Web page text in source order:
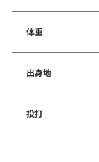
体重
出身地
投打